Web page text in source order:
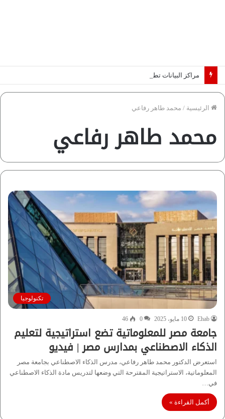
الرئيسية / محمد طاهر رفاعي
محمد طاهر رفاعي
تكنولوجيا
Ehab 10 مايو، 2025 0
46
جامعة مصر للمعلوماتية تضع استراتيجية لتعليم
الذكاء الاصطناعي بمدارس مصر | فيديو
استعرض الدكتور محمد طاهر رفاعي، مدرس الذكاء الاصطناعي بجامعة مصر
المعلوماتية، الاستراتيجية المقترحة التي وضعها لتدريس مادة الذكاء الاصطناعي
في…
أكمل القراءة »